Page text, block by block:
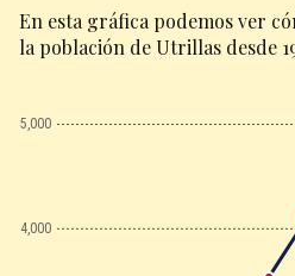
En esta gráfica podemos ver
la población de Utrillas desde
4,000
5,000